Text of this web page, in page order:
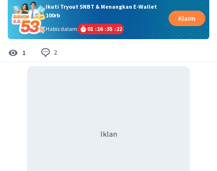
Ikuti Tryout SNBT & Menangkan E-Wallet
100rb
Habis dalam
01 :16 :35 :22
Klaim
1 2
Iklan